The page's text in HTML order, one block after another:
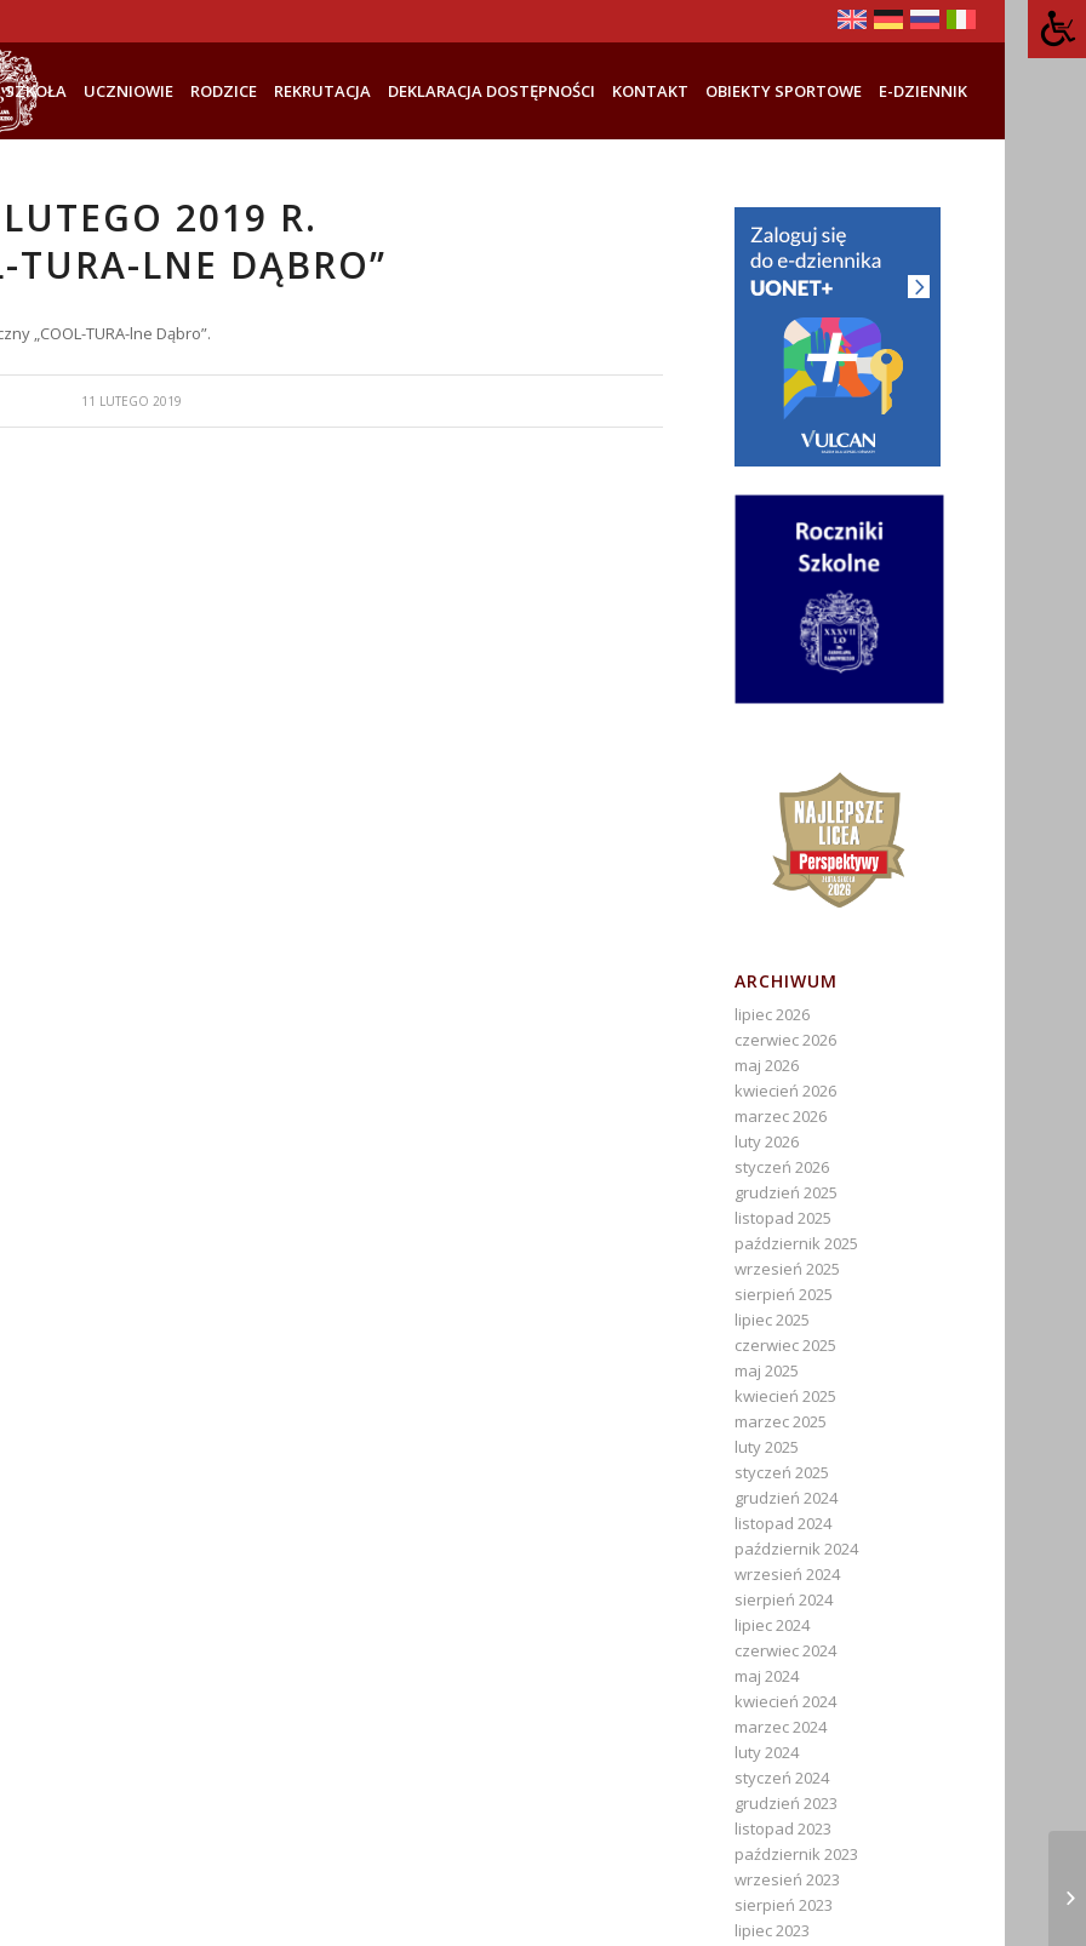
SZKOŁA UCZNIOWIE RODZICE REKRUTACJA DEKLARACJA DOSTĘPNOŚCI KONTAKT OBIEKTY SPORTOWE E-DZIENNIK
2019 R.
TURA-LNE DĄBRO”
„COOL-TURA-lne Dąbro”.
11 LUTEGO 2019
ARCHIWUM
lipiec 2026
czerwiec 2026
maj 2026
kwiecień 2026
marzec 2026
luty 2026
styczeń 2026
grudzień 2025
listopad 2025
październik 2025
wrzesień 2025
sierpień 2025
lipiec 2025
czerwiec 2025
maj 2025
kwiecień 2025
marzec 2025
luty 2025
styczeń 2025
grudzień 2024
listopad 2024
październik 2024
wrzesień 2024
sierpień 2024
lipiec 2024
czerwiec 2024
maj 2024
kwiecień 2024
marzec 2024
luty 2024
styczeń 2024
grudzień 2023
listopad 2023
październik 2023
wrzesień 2023
sierpień 2023
lipiec 2023